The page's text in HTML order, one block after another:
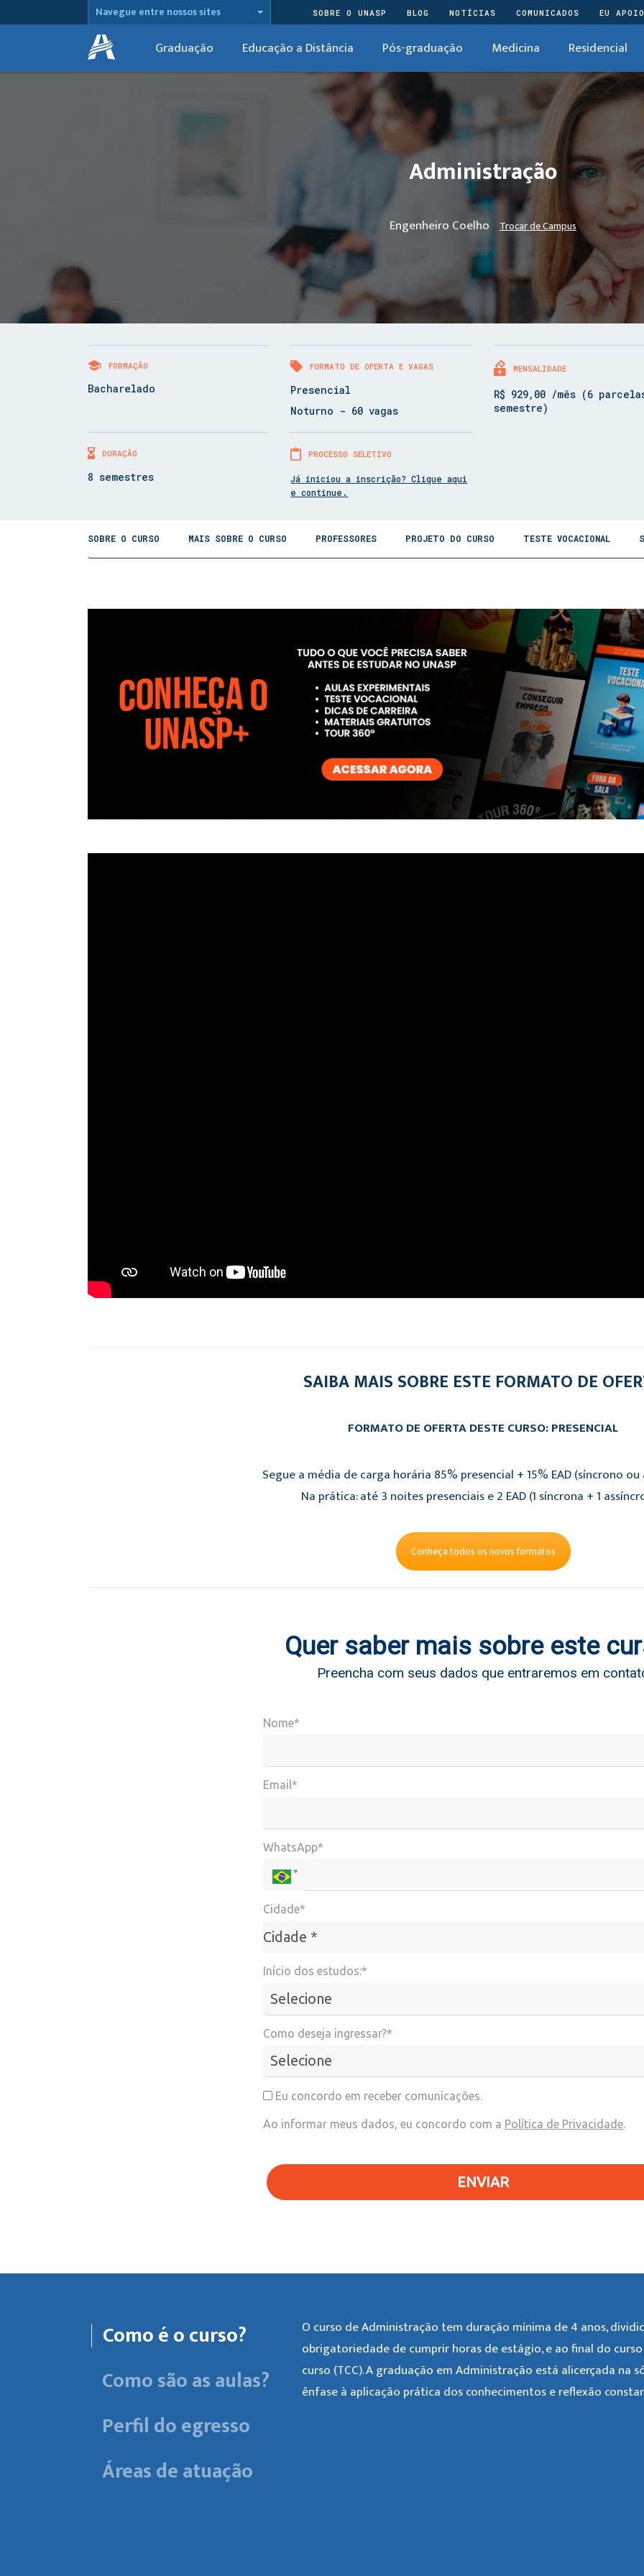
Navegue entre nossos sites SOBRE O UNASP BLOG NOTÍCIAS COMUNICADOS EU APOIO
Graduação Educação a Distância Pós-graduação Medicina Residencial
Administração
Engenheiro Coelho Trocar de Campus
FORMAÇÃO
Bacharelado
FORMATO DE OFERTA E VAGAS
Presencial
Noturno - 60 vagas
MENSALIDADE
R$ 929,00 /mês (6
semestre)
DURAÇÃO
8 semestres
PROCESSO SELETIVO
Já iniciou a inscrição? Clique aqui
e continue.
SOBRE O CURSO MAIS SOBRE O CURSO PROFESSORES PROJETO DO CURSO TESTE VOCACIONAL
SAIBA MAIS SOBRE ESTE FORMATO DE
FORMATO DE OFERTA DESTE CURSO: PRESENCIAL
Segue a média de carga horária 85% presencial + 15% EAD (síncrono ou
Na prática: até 3 noites presenciais e 2 EAD (1 síncrona + 1
Conheça todos os novos formatos
Quer saber mais sobre este
Preencha com seus dados que entraremos em
Nome*
Email*
WhatsApp*
Cidade*
Cidade *
Cidade*
Início dos estudos:*
Como deseja ingressar?*
Eu concordo em receber comunicações.
Ao informar meus dados, eu concordo com a Política de Privacidade.
ENVIAR
Como é o curso?
Como são as aulas?
Perfil do egresso
Áreas de atuação
O curso de Administração tem duração mínima de 4 anos,
obrigatoriedade de cumprir horas de estágio, e ao final do
curso (TCC). A graduação em Administração está alicerçada na
ênfase à aplicação prática dos conhecimentos e reflexão